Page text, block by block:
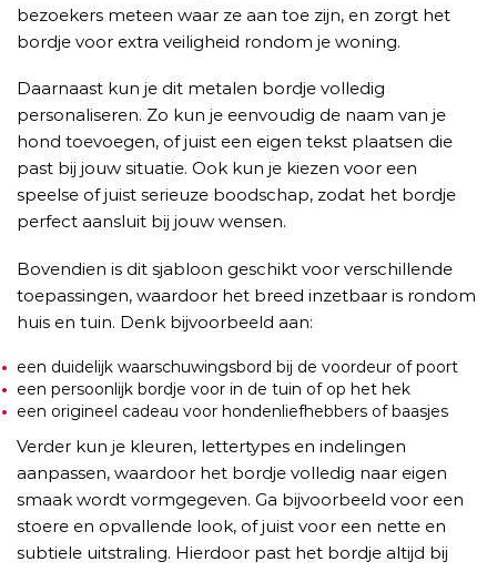
bezoekers meteen waar ze aan toe zijn, en zorgt het
bordje voor extra veiligheid rondom je woning.
Daarnaast kun je dit metalen bordje volledig
personaliseren. Zo kun je eenvoudig de naam van je
hond toevoegen, of juist een eigen tekst plaatsen die
past bij jouw situatie. Ook kun je kiezen voor een
speelse of juist serieuze boodschap, zodat het bordje
perfect aansluit bij jouw wensen.
Bovendien is dit sjabloon geschikt voor verschillende
toepassingen, waardoor het breed inzetbaar is rondom
huis en tuin. Denk bijvoorbeeld aan:
een duidelijk waarschuwingsbord bij de voordeur of poort
een persoonlijk bordje voor in de tuin of op het hek
een origineel cadeau voor hondenliefhebbers of baasjes
Verder kun je kleuren, lettertypes en indelingen
aanpassen, waardoor het bordje volledig naar eigen
smaak wordt vormgegeven. Ga bijvoorbeeld voor een
stoere en opvallende look, of juist voor een nette en
subtiele uitstraling. Hierdoor past het bordje altijd bij